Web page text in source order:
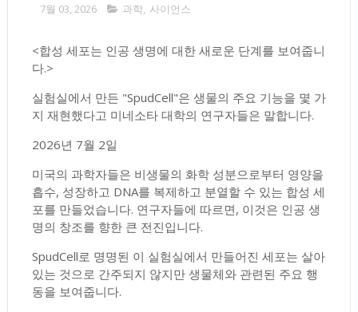
7월 03, 2026 과학, 사이언스
<합성 세포는 인공 생명에 대한 새로운 단계를 보여줍니
다.>
실험실에서 만든 "SpudCell"은 생물의 주요 기능을 몇 가
지 재현했다고 미네소타 대학의 연구자들은 말합니다.
2026년 7월 2일
미국의 과학자들은 비생물의 화학 성분으로부터 영양을
흡수, 성장하고 DNA를 복제하고 분열할 수 있는 합성 세
포를 만들었습니다. 연구자들에 따르면, 이것은 인공 생
명의 창조를 향한 큰 전진입니다.
SpudCell로 명명된 이 실험실에서 만들어진 세포는 살아
있는 것으로 간주되지 않지만 생물체와 관련된 주요 행
동을 보여줍니다.